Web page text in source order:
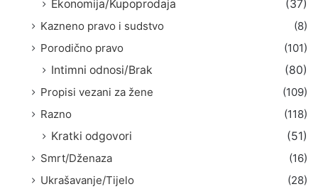
Ekonomija/Kupoprodaja
(37)
Kazneno pravo i sudstvo
(8)
Porodično pravo
(101)
Intimni odnosi/Brak
(80)
Propisi vezani za žene
(109)
Razno
(118)
Kratki odgovori
(51)
Smrt/Dženaza
(16)
Ukrašavanje/Tijelo
(28)